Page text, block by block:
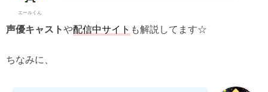
エールくん
声優キャストや配信中サイト も解説してます☆
ちなみに、